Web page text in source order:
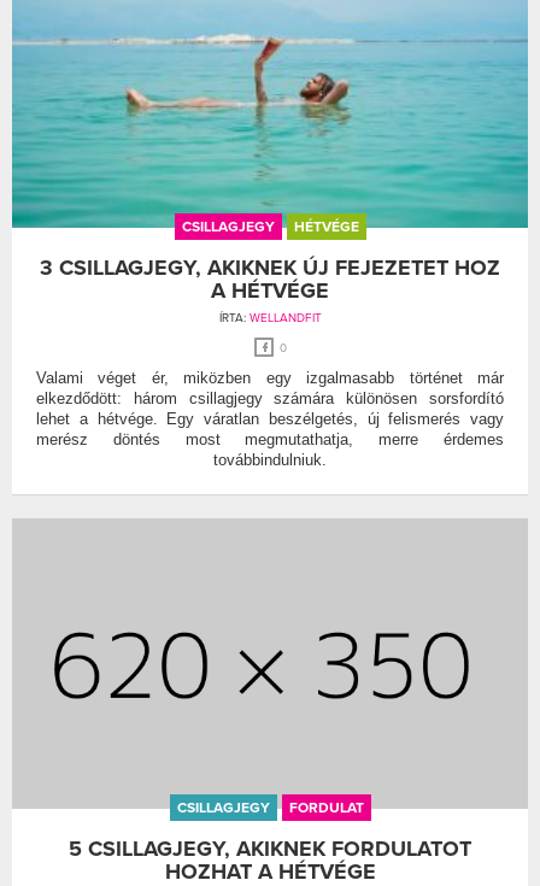
CSILLAGJEGY HÉTVÉGE
3 CSILLAGJEGY, AKIKNEK ÚJ FEJEZETET HOZ
A HÉTVÉGE
ÍRTA: WELLANDFIT
0
Valami véget ér, miközben egy izgalmasabb történet már
elkezdődött: három csillagjegy számára különösen sorsfordító
lehet a hétvége. Egy váratlan beszélgetés, új felismerés vagy
merész döntés most megmutathatja, merre érdemes
továbbindulniuk.
CSILLAGJEGY FORDULAT
5 CSILLAGJEGY, AKIKNEK FORDULATOT
HOZHAT A HÉTVÉGE